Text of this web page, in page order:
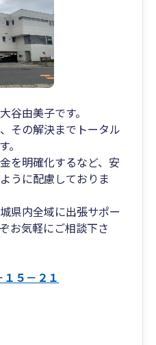
谷由美子です。
その解決までトータル
を明確化するなど、安
うに配慮しておりま
県内全域に出張サポー
お気軽にご相談下さ
５－２１